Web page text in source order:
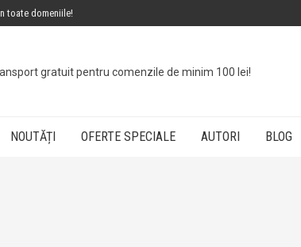
toate domeniile!
gratuit pentru comenzile de minim 100 lei!
NOUTĂȚI OFERTE SPECIALE AUTORI BLOG